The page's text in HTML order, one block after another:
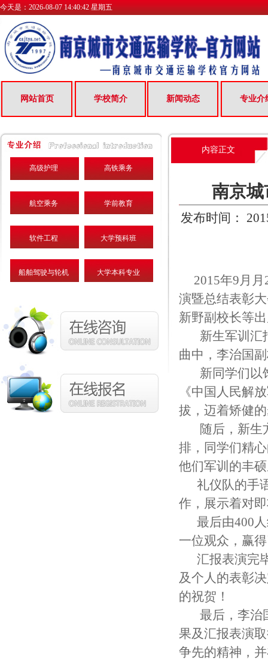
今天是： 2026-08-07 14:40:43 星期五
网站首页 学校简介 新闻动态 专业介
高级护理 高铁乘务
航空乘务 学前教育
软件工程 大学预科班
船舶驾驶与轮机 大学本科专业
内容正文
南京城
发布时间：
2015年9月月
演暨总结表彰
新野副校长等
新生军训汇
曲中，李治国
新同学们以
《中国人民解
拔，迈着矫健
随后，新生
排，同学们精
他们军训的丰
礼仪队的手语
作，展示着对
最后由400人
一位观众，赢
汇报表演完毕
及个人的表彰
的祝贺！
最后，李治
果及汇报表演
争先的精神，